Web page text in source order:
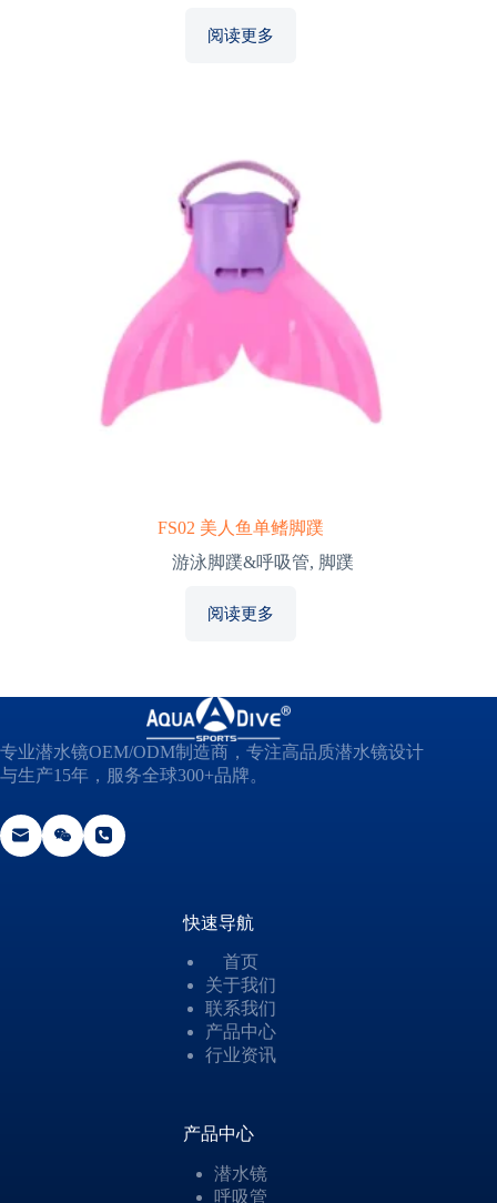
阅读更多
FS02 美人鱼单鳍脚蹼
游泳脚蹼&呼吸管, 脚蹼
阅读更多
专业潜水镜OEM/ODM制造商，专注高品质潜水镜设计
与生产15年，服务全球300+品牌。
快速导航
首页
关于我们
联系我们
产品中心
行业资讯
产品中心
潜水镜
呼吸管